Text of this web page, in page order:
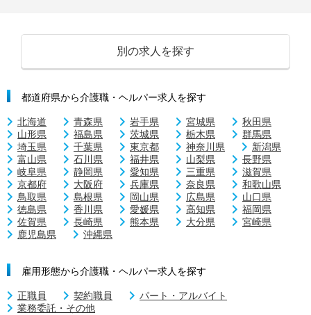
別の求人を探す
都道府県から介護職・ヘルパー求人を探す
北海道 青森県 岩手県 宮城県
秋田県
山形県
福島県 茨城県 栃木県
群馬県
埼玉県
千葉県 東京都 神奈川県
新潟県
富山県
石川県 福井県 山梨県
長野県
岐阜県
静岡県 愛知県 三重県
滋賀県
京都府
大阪府 兵庫県 奈良県
和歌山県
鳥取県
島根県 岡山県 広島県
山口県
徳島県
香川県 愛媛県 高知県
福岡県
佐賀県
長崎県 熊本県 大分県
宮崎県
鹿児島県
沖縄県
雇用形態から介護職・ヘルパー求人を探す
正職員 契約職員
パート・アルバイト
業務委託・その他